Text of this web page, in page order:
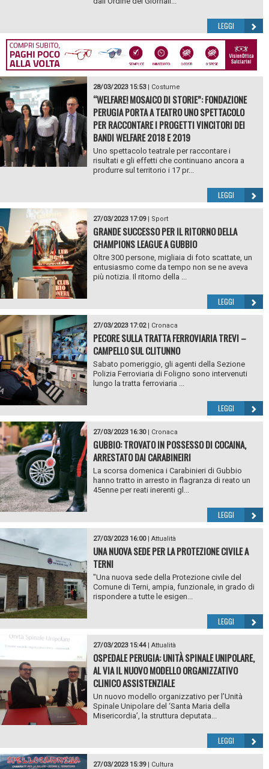
LEGGI
28/03/2023 15:53| Costume
“WELFARE! MOSAICO DI STORIE”: FONDAZIONE
PERUGIA PORTA A TEATRO UNO SPETTACOLO
PER RACCONTARE I PROGETTI VINCITORI DEI
BANDI WELFARE 2018 E 2019
Uno spettacolo teatrale per raccontare i
risultati e gli effetti che continuano ancora a
produrre sul territorio i 17 pr...
LEGGI
27/03/2023 17:09| Sport
GRANDE SUCCESSO PER IL RITORNO DELLA
CHAMPIONS LEAGUE A GUBBIO
Oltre 300 persone, migliaia di foto scattate, un
entusiasmo come da tempo non se ne aveva
più notizia. Il ritorno della ...
LEGGI
27/03/2023 17:02| Cronaca
PECORE SULLA TRATTA FERROVIARIA TREVI –
CAMPELLO SUL CLITUNNO
Sabato pomeriggio, gli agenti della Sezione
Polizia Ferroviaria di Foligno sono intervenuti
lungo la tratta ferroviaria ...
LEGGI
27/03/2023 16:30| Cronaca
GUBBIO: TROVATO IN POSSESSO DI COCAINA,
ARRESTATO DAI CARABINEIRI
La scorsa domenica i Carabinieri di Gubbio
hanno tratto in arresto in flagranza di reato un
45enne per reati inerenti gl...
LEGGI
27/03/2023 16:00| Attualità
UNA NUOVA SEDE PER LA PROTEZIONE CIVILE A
TERNI
"Una nuova sede della Protezione civile del
Comune di Terni, ampia, funzionale, in grado di
rispondere a tutte le esigen...
LEGGI
27/03/2023 15:44| Attualità
OSPEDALE PERUGIA: UNITÀ SPINALE UNIPOLARE,
AL VIA IL NUOVO MODELLO ORGANIZZATIVO
CLINICO ASSISTENZIALE
Un nuovo modello organizzativo per l’Unità
Spinale Unipolare del ‘Santa Maria della
Misericordia’, la struttura deputata...
LEGGI
27/03/2023 15:39| Cultura